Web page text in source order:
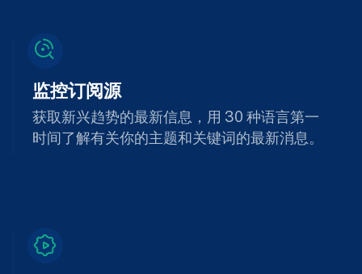
监控订阅源
获取新兴趋势的最新信息，用 30 种语言第一
时间了解有关你的主题和关键词的最新消息。